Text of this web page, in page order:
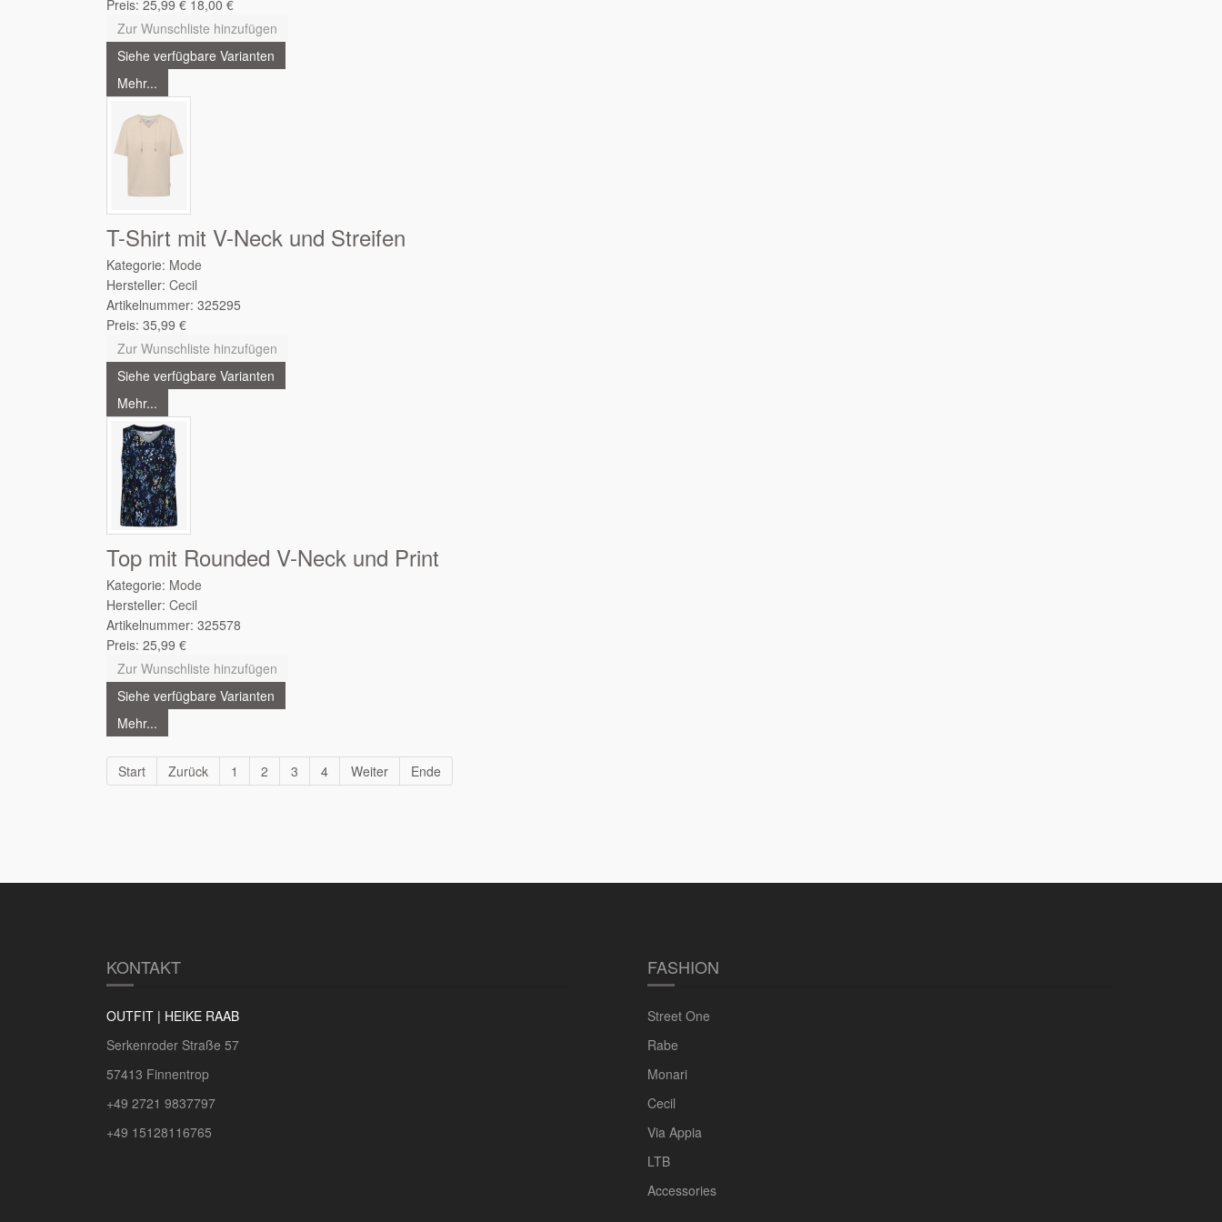
Preis: 25,99 € 18,00 €
Zur Wunschliste hinzufügen
Siehe verfügbare Varianten
Mehr...
T-Shirt mit V-Neck und Streifen
Kategorie: Mode
Hersteller: Cecil
Artikelnummer: 325295
Preis: 35,99 €
Zur Wunschliste hinzufügen
Siehe verfügbare Varianten
Mehr...
Top mit Rounded V-Neck und Print
Kategorie: Mode
Hersteller: Cecil
Artikelnummer: 325578
Preis: 25,99 €
Zur Wunschliste hinzufügen
Siehe verfügbare Varianten
Mehr...
Start Zurück 1 2 3 4 Weiter Ende
KONTAKT
OUTFIT | HEIKE RAAB
Serkenroder Straße 57
57413 Finnentrop
+49 2721 9837797
+49 15128116765
FASHION
Street One
Rabe
Monari
Cecil
Via Appia
LTB
Accessories